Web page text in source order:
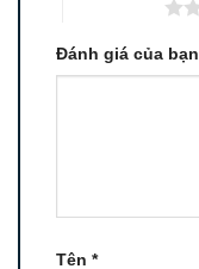
Đánh giá của bạn
Tên *